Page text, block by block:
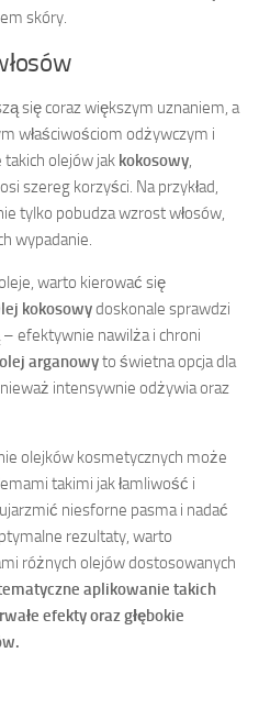
skóry.
się coraz większym uznaniem, a
właściwościom odżywczym i
olejów jak kokosowy,
szereg korzyści. Na przykład,
tylko pobudza wzrost włosów,
wypadanie.
warto kierować się
kokosowydoskonale sprawdzi
efektywnie nawilża i chroni
olej arganowyto świetna opcja dla
intensywnie odżywia oraz
olejków kosmetycznych może
takimi jak łamliwość i
niesforne pasma i nadać
rezultaty, warto
różnych olejów dostosowanych
aplikowanie takich
efekty oraz głębokie